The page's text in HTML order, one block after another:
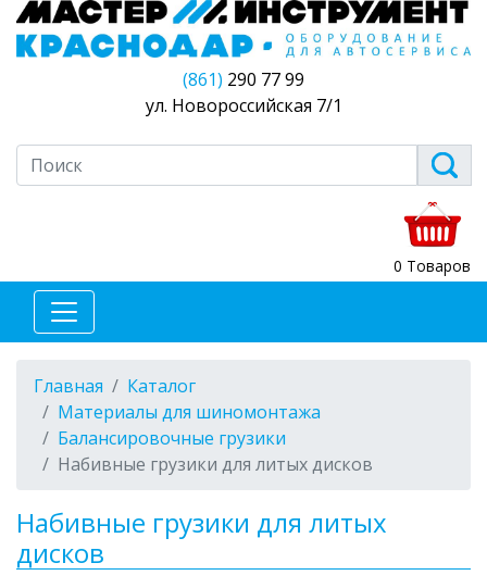
(861) 290 77 99
ул. Новороссийская 7/1
0 Товаров
Главная
Каталог
Материалы для шиномонтажа
Балансировочные грузики
Набивные грузики для литых дисков
Набивные грузики для литых
дисков